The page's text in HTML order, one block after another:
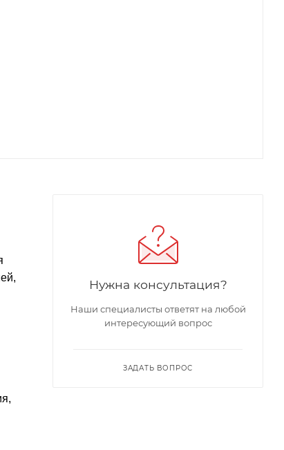
Нужна консультация?
Наши специалисты ответят на любой
интересующий вопрос
ЗАДАТЬ ВОПРОС